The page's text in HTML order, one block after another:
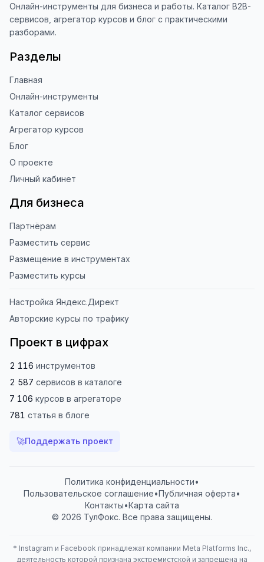
Благодарю за доверие и
использование ToolFox! 🚀
Онлайн-инструменты для бизнеса и работы. Каталог B2B-
сервисов, агрегатор курсов и блог с практическими
разборами.
Разделы
Главная
Онлайн-инструменты
Каталог сервисов
Агрегатор курсов
Блог
О проекте
Личный кабинет
Для бизнеса
Партнёрам
Разместить сервис
Размещение в инструментах
Разместить курсы
Настройка Яндекс.Директ
Авторские курсы по трафику
Проект в цифрах
2 116 инструментов
2 587 сервисов в каталоге
7 106 курсов в агрегаторе
781 статья в блоге
🚀Поддержать проект
Политика конфиденциальности•
Пользовательское соглашение•Публичная оферта•
Контакты•Карта сайта
© 2026 ТулФокс. Все права защищены.
* Instagram и Facebook принадлежат компании Meta Platforms Inc.,
деятельность которой признана экстремистской и запрещена на